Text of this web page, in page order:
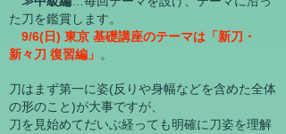
た刀を鑑賞します。
9/6(日) 東京 基礎講座のテーマは「新刀・
新々刀 復習編」 。
刀はまず第一に姿(反りや身幅などを含めた全体
の形のこと)が大事ですが、
刀を見始めてだいぶ経っても明確に刀姿を理解